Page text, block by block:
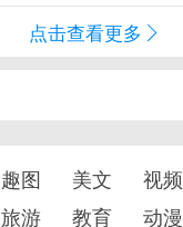
点击查看更多
趣图 美文 视频
旅游 教育 动漫